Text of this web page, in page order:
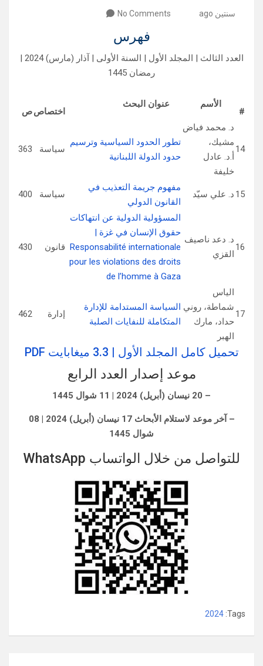
سنتين ago No Comments
فهرس
العدد الثالث | المجلد الأول | السنة الأولى | آذار (مارس) 2024 |
رمضان 1445
#
الأسم عنوان البحث
اختصاصص
14
د. محمد فياض
مشيك،
أ.د. عادل
خليفة
تطور الحدود السياسية وترسيم
حدود الدولة اللبنانية
سياسة 363
15 د. علي سيّد
مفهوم جريمة التعذيب في
القانون الدولي
سياسة 400
16
د. دعد ناصيف
القزي
المسؤولية الدولية عن انتهاكات
حقوق الإنسان في غزة |
Responsabilité internationale
pour les violations des droits
de l’homme à Gaza
قانون 430
17
الياس
شماطة، روني
حداد، مارك
الهبر
السياسة المستدامة للإدارة
المتكاملة للنفايات الصلبة
إدارة 462
تحميل كامل المجلد الأول | 3.3 ميغابايت PDF
موعد إصدار العدد الرابع
– 20 نيسان (أبريل) 2024 | 11 شوال 1445
– آخر موعد لاستلام الأبحاث 17 نيسان (أبريل) 2024 | 08
شوال 1445
للتواصل من خلال الواتساب WhatsApp
Tags:
2024